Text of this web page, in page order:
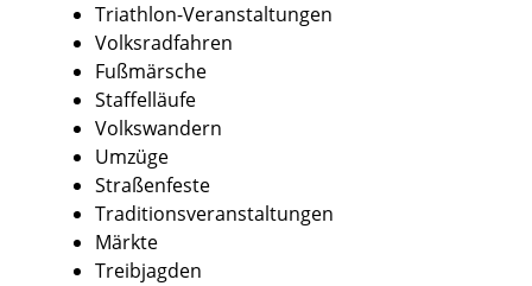
Triathlon-Veranstaltungen
Volksradfahren
Fußmärsche
Staffelläufe
Volkswandern
Umzüge
Straßenfeste
Traditionsveranstaltungen
Märkte
Treibjagden